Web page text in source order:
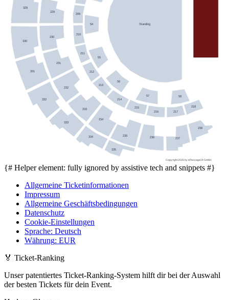
209
210
211
212
214
215
216 217
218
213
229
230
231
232
233
234
235
236 237
238
329
330
331
332
333
334
335
Standing
54
55
56
57 58
Copyright 2026 by ePassage24 GmbH
{# Helper element: fully ignored by assistive tech and snippets #}
Allgemeine Ticketinformationen
Impressum
Allgemeine Geschäftsbedingungen
Datenschutz
Cookie-Einstellungen
Sprache: Deutsch
Währung: EUR
🏅 Ticket-Ranking
Unser patentiertes Ticket-Ranking-System hilft dir bei der Auswahl
der besten Tickets für dein Event.